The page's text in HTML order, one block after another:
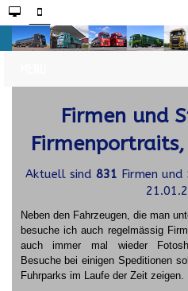
Firmen und
Aktuell sind 831 Firmen
Neben den Fahrzeugen, die man
besuche ich auch regelmässig
auch immer mal wieder
Besuche bei einigen Speditionen
Fuhrparks im Laufe der Zeit zeigen.